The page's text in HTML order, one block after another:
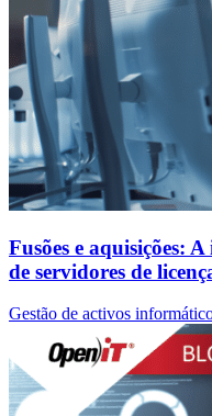
Fusões e aquisições:
de servidores de
Gestão de activos